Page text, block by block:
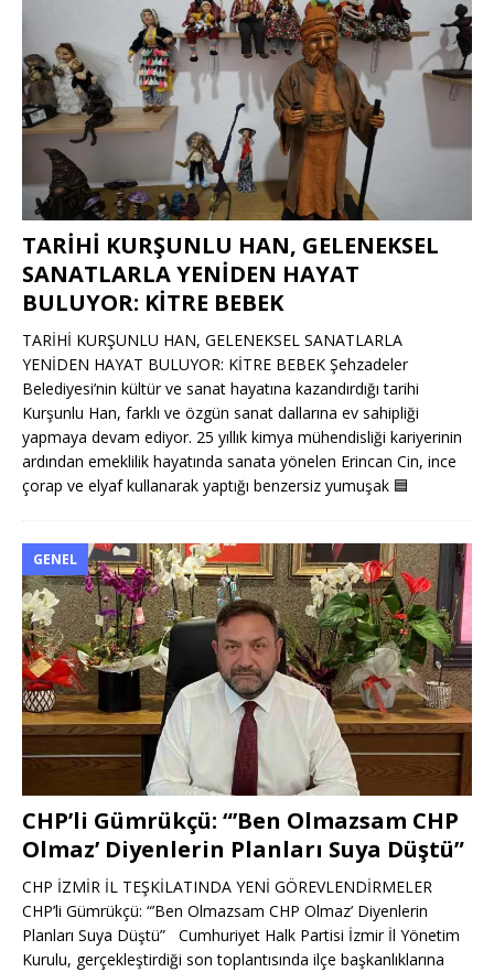
TARİHİ KURŞUNLU HAN, GELENEKSEL
SANATLARLA YENİDEN HAYAT
BULUYOR: KİTRE BEBEK
TARİHİ KURŞUNLU HAN, GELENEKSEL SANATLARLA
YENİDEN HAYAT BULUYOR: KİTRE BEBEK Şehzadeler
Belediyesi’nin kültür ve sanat hayatına kazandırdığı tarihi
Kurşunlu Han, farklı ve özgün sanat dallarına ev sahipliği
yapmaya devam ediyor. 25 yıllık kimya mühendisliği kariyerinin
ardından emeklilik hayatında sanata yönelen Erincan Cin, ince
çorap ve elyaf kullanarak yaptığı benzersiz yumuşak 🟦
GENEL
CHP’li Gümrükçü: “’Ben Olmazsam CHP
Olmaz’ Diyenlerin Planları Suya Düştü”
CHP İZMİR İL TEŞKİLATINDA YENİ GÖREVLENDİRMELER
CHP’li Gümrükçü: “’Ben Olmazsam CHP Olmaz’ Diyenlerin
Planları Suya Düştü” Cumhuriyet Halk Partisi İzmir İl Yönetim
Kurulu, gerçekleştirdiği son toplantısında ilçe başkanlıklarına